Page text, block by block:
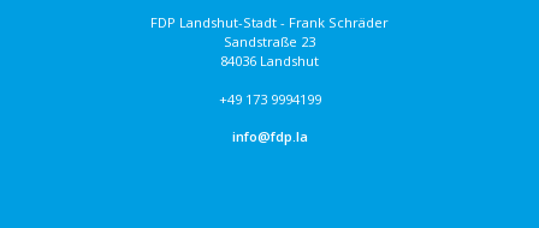
FDP Landshut-Stadt - Frank Schräder
Sandstraße 23
84036 Landshut
+49 173 9994199
info@fdp.la